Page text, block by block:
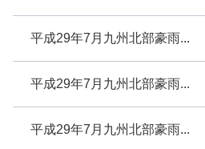
平成29年7月九州北部豪雨...
平成29年7月九州北部豪雨...
平成29年7月九州北部豪雨...